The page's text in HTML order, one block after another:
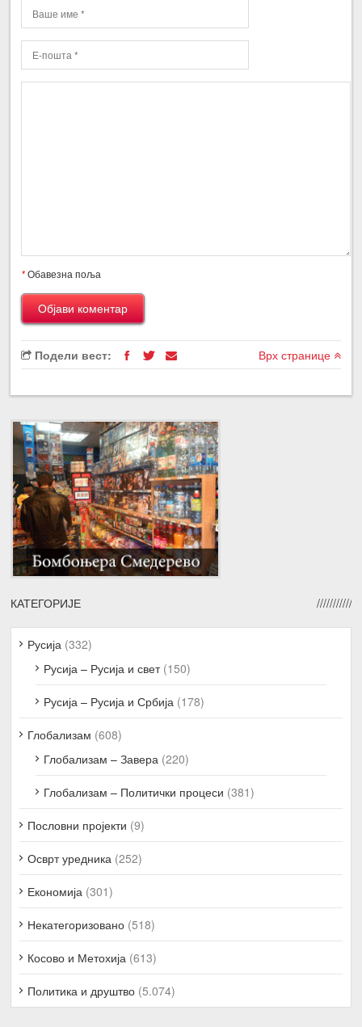
*Обавезна поља
Подели вест: Врх странице
КАТЕГОРИЈЕ
Русија (332)
Русија – Русија и свет(150)
Русија – Русија и Србија (178)
Глобализам (608)
Глобализам – Завера (220)
Глобализам – Политички процеси (381)
Пословни пројекти (9)
Осврт уредника (252)
Економија (301)
Некатегоризовано (518)
Косово и Метохија (613)
Политика и друштво (5.074)